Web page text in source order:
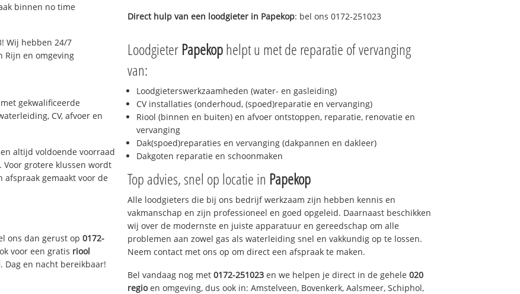
binnen no time
Wij hebben 24/7
Rijn en omgeving
gekwalificeerde
CV, afvoer en
altijd voldoende voorraad
grotere klussen wordt
gemaakt voor de
ons dan gerust op0172-
voor een gratis riool
. Dag en nacht bereikbaar!
Direct hulp van een loodgieter in Papekop: bel ons 0172-251023
Loodgieter Papekophelpt u met de reparatie of vervanging
van:
Loodgieterswerkzaamheden (water- en gasleiding)
CV installaties (onderhoud, (spoed)reparatie en vervanging)
Riool (binnen en buiten) en afvoer ontstoppen, reparatie, renovatie en
vervanging
Dak(spoed)reparaties en vervanging (dakpannen en dakleer)
Dakgoten reparatie en schoonmaken
Top advies, snel op locatie in Papekop
Alle loodgieters die bij ons bedrijf werkzaam zijn hebben kennis en
vakmanschap en zijn professioneel en goed opgeleid. Daarnaast beschikken
wij over de modernste en juiste apparatuur en gereedschap om alle
problemen aan zowel gas als waterleiding snel en vakkundig op te lossen.
Neem contact met ons op om direct een afspraak te maken.
Bel vandaag nog met 0172-251023 en we helpen je direct in de gehele 020
regioen omgeving, dus ook in: Amstelveen, Bovenkerk, Aalsmeer, Schiphol,